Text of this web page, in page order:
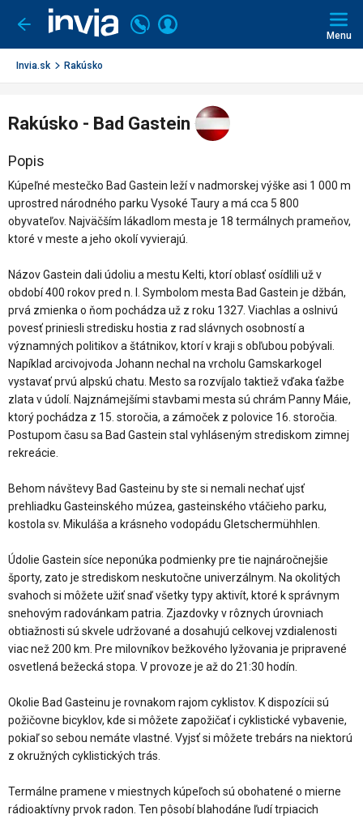
Ísť
späť
Volajte
+421
2
Prihlásiť
Menu
Invia.sk Rakúsko
Rakúsko - Bad Gastein
Popis
Kúpeľné mestečko Bad Gastein leží v nadmorskej výške asi 1 000 m
uprostred národného parku Vysoké Taury a má cca 5 800
obyvateľov. Najväčším lákadlom mesta je 18 termálnych prameňov,
ktoré v meste a jeho okolí vyvierajú.
Názov Gastein dali údoliu a mestu Kelti, ktorí oblasť osídlili už v
období 400 rokov pred n. l. Symbolom mesta Bad Gastein je džbán,
prvá zmienka o ňom pochádza už z roku 1327. Viachlas a oslnivú
povesť priniesli stredisku hostia z rad slávnych osobností a
významných politikov a štátnikov, ktorí v kraji s obľubou pobývali.
Napíklad arcivojvoda Johann nechal na vrcholu Gamskarkogel
vystavať prvú alpskú chatu. Mesto sa rozvíjalo taktiež vďaka ťažbe
zlata v údolí. Najznámejšími stavbami mesta sú chrám Panny Máie,
ktorý pochádza z 15. storočia, a zámoček z polovice 16. storočia.
Postupom času sa Bad Gastein stal vyhláseným strediskom zimnej
rekreácie.
Behom návštevy Bad Gasteinu by ste si nemali nechať ujsť
prehliadku Gasteinského múzea, gasteinského vtáčieho parku,
kostola sv. Mikuláša a krásneho vodopádu Gletschermühhlen.
Údolie Gastein síce neponúka podmienky pre tie najnáročnejšie
športy, zato je strediskom neskutočne univerzálnym. Na okolitých
svahoch si môžete užiť snaď všetky typy aktivít, ktoré k správnym
snehovým radovánkam patria. Zjazdovky v rôznych úrovniach
obtiažnosti sú skvele udržované a dosahujú celkovej vzdialenosti
viac než 200 km. Pre milovníkov bežkového lyžovania je pripravené
osvetlená bežecká stopa. V provoze je až do 21:30 hodín.
Okolie Bad Gasteinu je rovnakom rajom cyklistov. K dispozícii sú
požičovne bicyklov, kde si môžete zapožičať i cyklistické vybavenie,
pokiaľ so sebou nemáte vlastné. Vyjsť si môžete trebárs na niektorú
z okružných cyklistických trás.
Termálne pramene v miestnych kúpeľoch sú obohatené o mierne
rádioaktívny prvok radon. Ten pôsobí blahodáne ľudí trpiacich